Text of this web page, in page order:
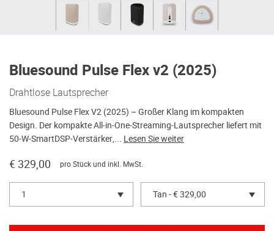
Bluesound Pulse Flex v2 (2025)
Drahtlose Lautsprecher
Bluesound Pulse Flex V2 (2025) – Großer Klang im kompakten
Design. Der kompakte All‑in‑One‑Streaming‑Lautsprecher liefert mit
50‑W‑SmartDSP‑Verstärker,... Lesen Sie weiter
€ 329,00 pro Stück und inkl. MwSt.
1 Tan - € 329,00